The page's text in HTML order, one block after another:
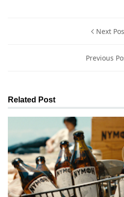
Next
Previous
Related Post